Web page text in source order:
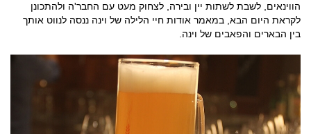
הווינאים, לשבת לשתות יין ובירה, לצחוק מעט עם החבר'ה ולהתכונן
לקראת היום הבא, במאמר אודות חיי הלילה של וינה ננסה לנווט אותך
בין הבארים והפאבים של וינה.